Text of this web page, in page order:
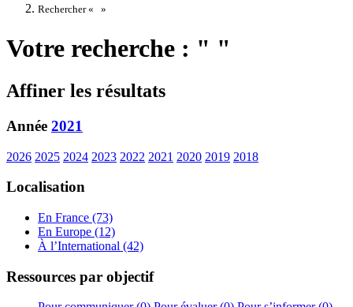
Rechercher «
»
Votre recherche : " "
Affiner les résultats
Année 2021
2026 2025 2024 2023 2022 2021 2020 2019 2018
Localisation
En France (73)
En Europe (12)
À l’International (42)
Ressources par objectif